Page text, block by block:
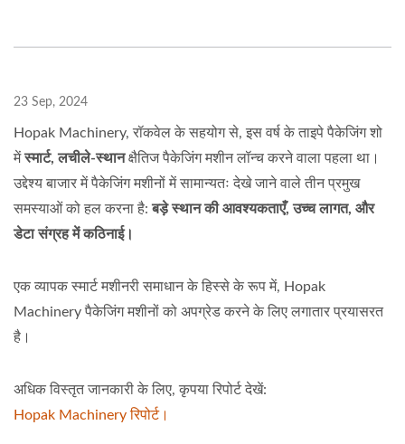
23 Sep, 2024
Hopak Machinery, रॉकवेल के सहयोग से, इस वर्ष के ताइपे पैकेजिंग शो
मेंस्मार्ट, लचीले-स्थानक्षैतिज पैकेजिंग मशीन लॉन्च करने वाला पहला था।
उद्देश्य बाजार में पैकेजिंग मशीनों में सामान्यतः देखे जाने वाले तीन प्रमुख
समस्याओं को हल करना है:बड़े स्थान की आवश्यकताएँ, उच्च लागत, और
डेटा संग्रह में कठिनाई।
एक व्यापक स्मार्ट मशीनरी समाधान के हिस्से के रूप में, Hopak
Machinery पैकेजिंग मशीनों को अपग्रेड करने के लिए लगातार प्रयासरत
है।
अधिक विस्तृत जानकारी के लिए, कृपया रिपोर्ट देखें:
Hopak Machinery रिपोर्ट।